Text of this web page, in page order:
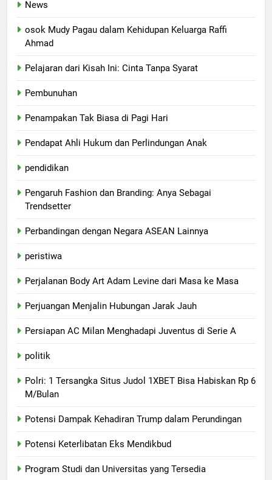
News
osok Mudy Pagau dalam Kehidupan Keluarga Raffi
Ahmad
Pelajaran dari Kisah Ini: Cinta Tanpa Syarat
Pembunuhan
Penampakan Tak Biasa di Pagi Hari
Pendapat Ahli Hukum dan Perlindungan Anak
pendidikan
Pengaruh Fashion dan Branding: Anya Sebagai
Trendsetter
Perbandingan dengan Negara ASEAN Lainnya
peristiwa
Perjalanan Body Art Adam Levine dari Masa ke Masa
Perjuangan Menjalin Hubungan Jarak Jauh
Persiapan AC Milan Menghadapi Juventus di Serie A
politik
Polri: 1 Tersangka Situs Judol 1XBET Bisa Habiskan Rp 6
M/Bulan
Potensi Dampak Kehadiran Trump dalam Perundingan
Potensi Keterlibatan Eks Mendikbud
Program Studi dan Universitas yang Tersedia